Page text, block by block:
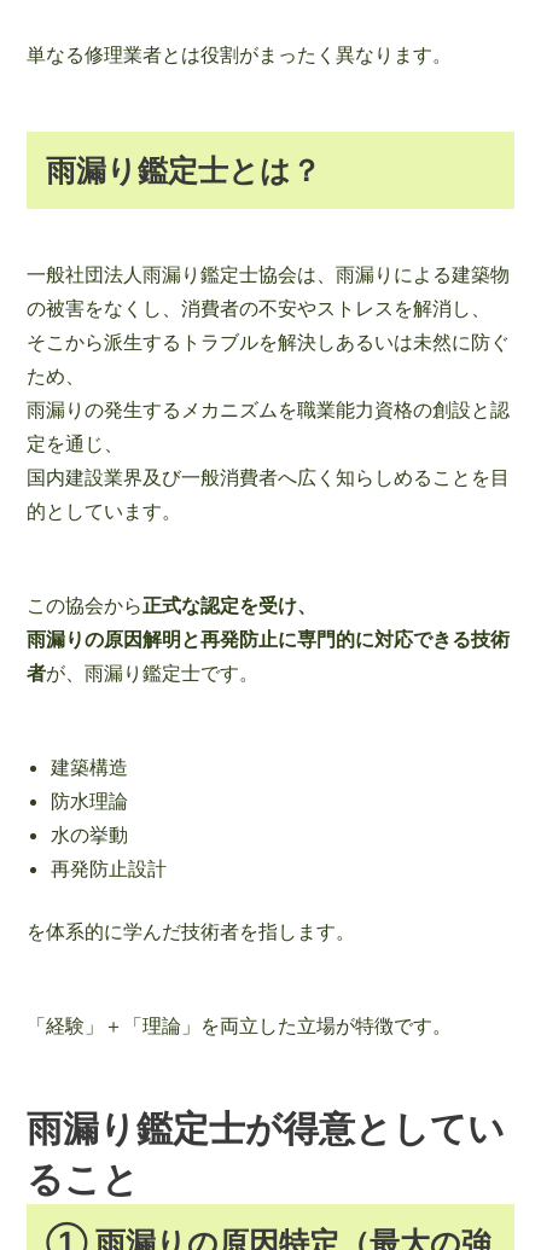
単なる修理業者とは役割がまったく異なります。
雨漏り鑑定士とは？
一般社団法人雨漏り鑑定士協会は、雨漏りによる建築物
の被害をなくし、消費者の不安やストレスを解消し、
そこから派生するトラブルを解決しあるいは未然に防ぐ
ため、
雨漏りの発生するメカニズムを職業能力資格の創設と認
定を通じ、
国内建設業界及び一般消費者へ広く知らしめることを目
的としています。
この協会から正式な認定を受け、
雨漏りの原因解明と再発防止に専門的に対応できる技術
者が、雨漏り鑑定士です。
建築構造
防水理論
水の挙動
再発防止設計
を体系的に学んだ技術者を指します。
「経験」＋「理論」を両立した立場が特徴です。
雨漏り鑑定士が得意としてい
ること
① 雨漏りの原因特定（最大の強